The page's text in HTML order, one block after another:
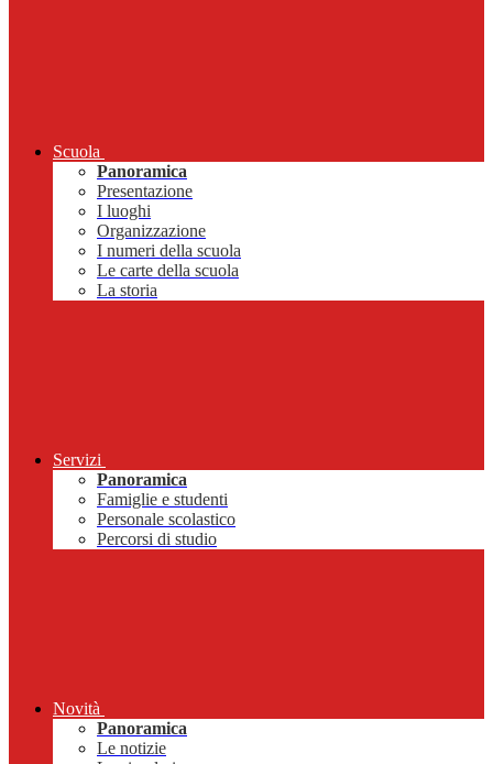
Scuola
Panoramica
Presentazione
I luoghi
Organizzazione
I numeri della scuola
Le carte della scuola
La storia
Servizi
Panoramica
Famiglie e studenti
Personale scolastico
Percorsi di studio
Novità
Panoramica
Le notizie